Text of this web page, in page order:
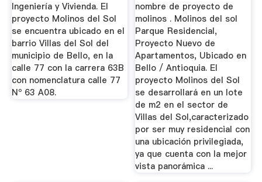
Ingeniería y Vivienda. El
proyecto Molinos del Sol
se encuentra ubicado en el
barrio Villas del Sol del
municipio de Bello, en la
calle 77 con la carrera 63B
con nomenclatura calle 77
Nº 63 A08.
nombre de proyecto de
molinos . Molinos del sol
Parque Residencial,
Proyecto Nuevo de
Apartamentos, Ubicado en
Bello / Antioquia. El
proyecto Molinos del Sol
se desarrollará en un lote
de m2 en el sector de
Villas del Sol,caracterizado
por ser muy residencial con
una ubicación privilegiada,
ya que cuenta con la mejor
vista panorámica ...